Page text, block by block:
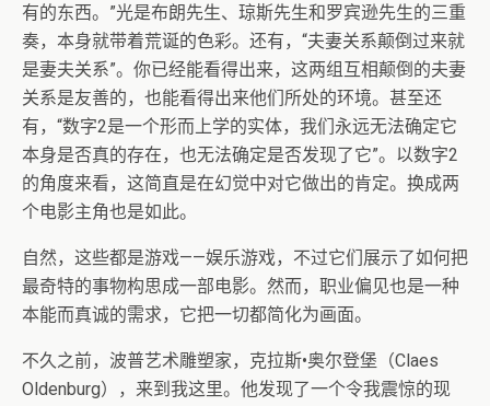
有的东西。”光是布朗先生、琼斯先生和罗宾逊先生的三重
奏，本身就带着荒诞的色彩。还有，“夫妻关系颠倒过来就
是妻夫关系”。你已经能看得出来，这两组互相颠倒的夫妻
关系是友善的，也能看得出来他们所处的环境。甚至还
有，“数字2是一个形而上学的实体，我们永远无法确定它
本身是否真的存在，也无法确定是否发现了它”。以数字2
的角度来看，这简直是在幻觉中对它做出的肯定。换成两
个电影主角也是如此。
自然，这些都是游戏——娱乐游戏，不过它们展示了如何把
最奇特的事物构思成一部电影。然而，职业偏见也是一种
本能而真诚的需求，它把一切都简化为画面。
不久之前，波普艺术雕塑家，克拉斯•奥尔登堡（Claes
Oldenburg），来到我这里。他发现了一个令我震惊的现